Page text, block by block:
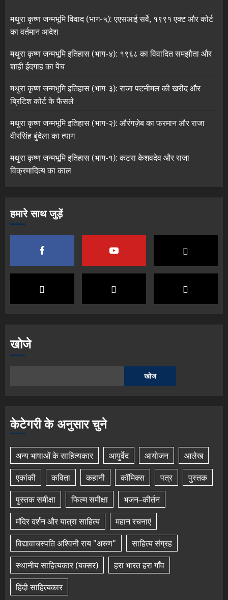
मथुरा कृष्ण जन्मभूमि विवाद (भाग-५): एएसआई सर्वे, १९९१ एक्ट और कोर्ट
का वर्तमान आदेश
मथुरा कृष्ण जन्मभूमि इतिहास (भाग-४): १९६८ का विवादित समझौता और
शाही ईदगाह का पेंच
मथुरा कृष्ण जन्मभूमि इतिहास (भाग-३): राजा पटनीमल की खरीद और
ब्रिटिश कोर्ट के फैसले
मथुरा कृष्ण जन्मभूमि इतिहास (भाग-२): औरंगज़ेब का फरमान और राजा
वीरसिंह बुंदेला का त्याग
मथुरा कृष्ण जन्मभूमि इतिहास (भाग-१): कटरा केशवदेव और राजा
विक्रमादित्य का काल
हमारे साथ जुड़ें
खोजे
खोज
केटेगरी के अनुसार चुने
अन्य भाषाओं के साहित्यकार आयुर्वेद आयोजन
आलेख
एकांकी
कविता कहानी कॉमिक्स पत्र
पुस्तक
पुस्तक समीक्षा
फिल्म समीक्षा
भजन–कीर्तन
मंदिर दर्शन और यात्रा साहित्य
महान रचनाएं
विद्यावाचस्पति अश्विनी राय "अरुण"
साहित्य संग्रह
स्थानीय साहित्यकार (बक्सर)
हरा भारत हरा गाँव
हिंदी साहित्यकार